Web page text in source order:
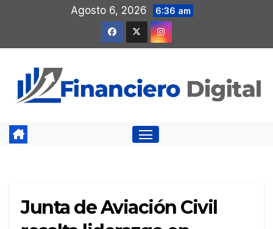
contenido
Agosto 6, 2026 6:36 am
Junta de Aviación Civil